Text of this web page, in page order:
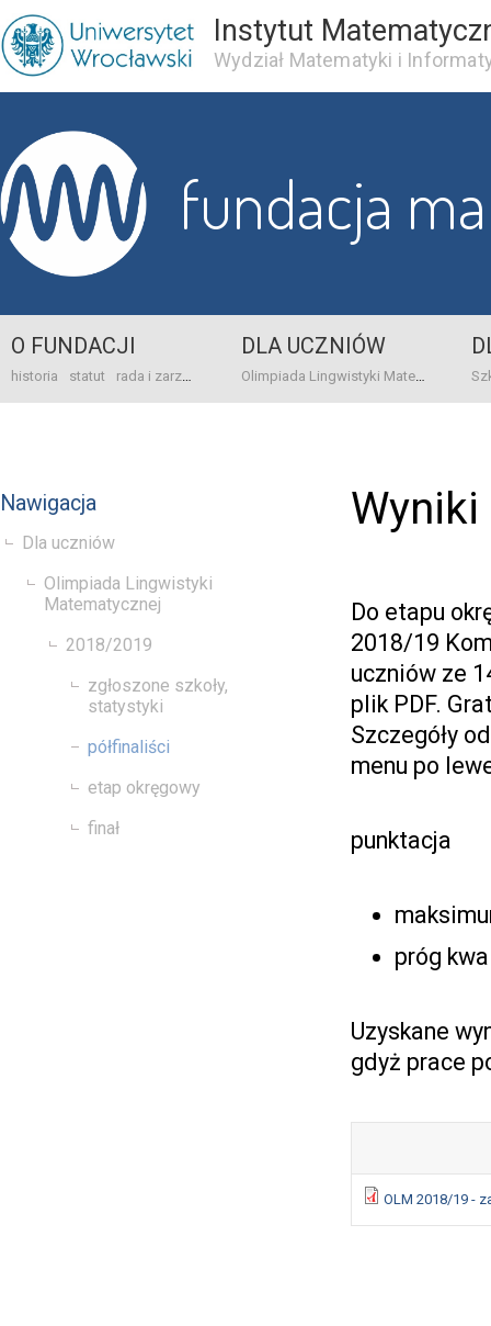
Instytut
Wydział Matematyki i
fundacja
O FUNDACJI
historia statut rada i zarząd dane bankowo-adresowe kontakt
DLA UCZNIÓW
Olimpiada Lingwistyki Matematycznej
Nawigacja
Dla uczniów
Olimpiada Lingwistyki
Matematycznej
2018/2019
zgłoszone szkoły,
statystyki
półfinaliści
etap okręgowy
finał
Do etapu
2018/19
uczniów ze
plik PDF.
Szczegóły
menu po
punktacja
próg
Uzyskane
gdyż prace
OLM 2018/19 -